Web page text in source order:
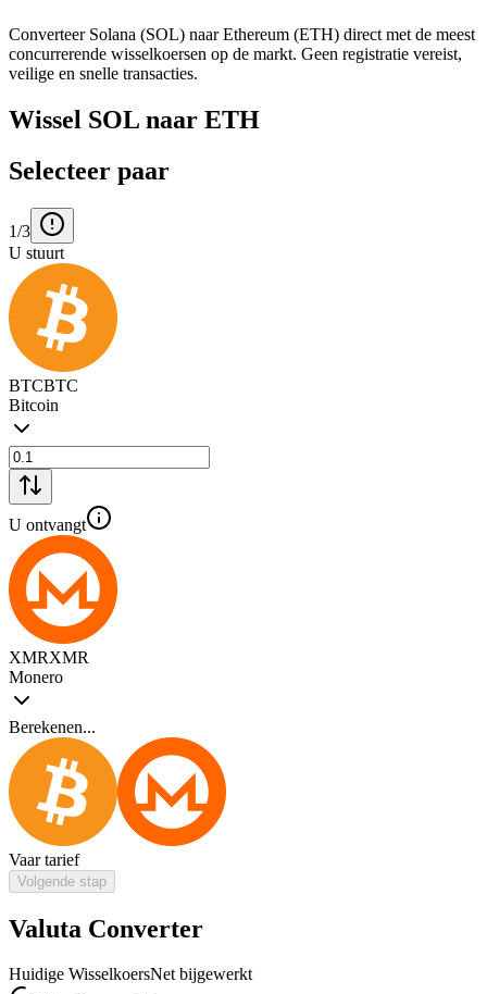
Converteer Solana (SOL) naar Ethereum (ETH) direct met de meest
concurrerende wisselkoersen op de markt. Geen registratie vereist,
veilige en snelle transacties.
Wissel SOL naar ETH
Selecteer paar
1/3
U stuurt
BTCBTC
Bitcoin
U ontvangt
XMRXMR
Monero
Berekenen...
Vaar tarief
Volgende stap
Valuta Converter
Huidige WisselkoersNet bijgewerkt